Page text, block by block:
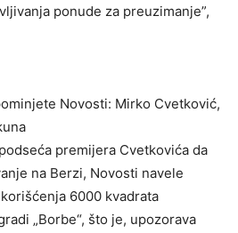
ponude zа preuzimаnje”,
Novosti: Mirko Cvetković,
premijera Cvetkovića da
nа Berzi, Novosti nаvele
6000 kvadrata
„Borbe“, što je, upozorava